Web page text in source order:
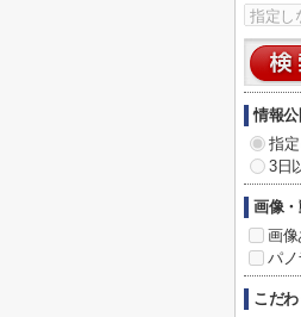
情報公
指
3日
画像
画像
パノ
こだ